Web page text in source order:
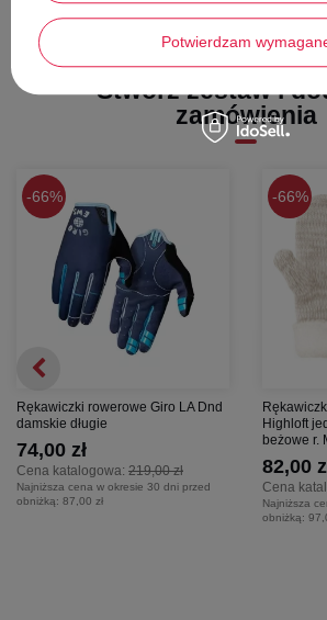
Stwórz zestaw i
zamówienia
66%
Rękawiczki rowerowe Giro LA Dnd
damskie długie
Cena katalogowa: 219,00 zł
74,00 zł
Najniższa cena w okresie 30 dni przed
obniżką: 87,00 zł
66%
Highloft
beżowe r.
Cena
82,00
Najniższa
obniżką:
Potwierdzam